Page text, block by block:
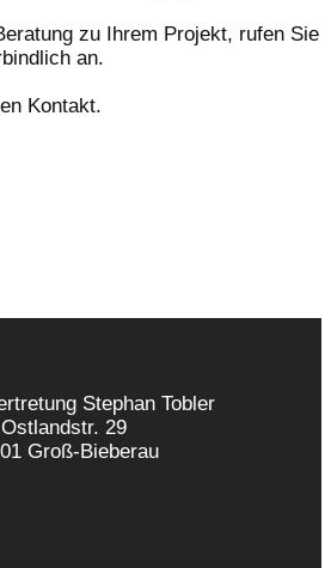
zu Ihrem Projekt, rufen Sie
an.
Kontakt.
Stephan Tobler
Ostlandstr. 29
Groß-Bieberau